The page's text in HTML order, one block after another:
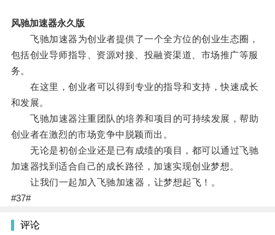
风驰加速器永久版
飞驰加速器为创业者提供了一个全方位的创业生态圈，
包括创业导师指导、资源对接、投融资渠道、市场推广等服
务。
在这里，创业者可以得到专业的指导和支持，快速成长
和发展。
飞驰加速器注重团队的培养和项目的可持续发展，帮助
创业者在激烈的市场竞争中脱颖而出。
无论是初创企业还是已有成绩的项目，都可以通过飞驰
加速器找到适合自己的成长路径，加速实现创业梦想。
让我们一起加入飞驰加速器，让梦想起飞！。
#37#
评论